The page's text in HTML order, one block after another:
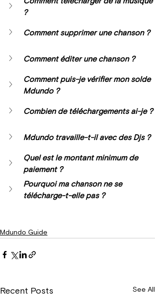
?
Comment supprimer une chanson ?
Comment éditer une chanson ?
Comment puis-je vérifier mon solde
Mdundo ?
Combien de téléchargements ai-je ?
Mdundo travaille-t-il avec des Djs ?
Quel est le montant minimum de
paiement ?
Pourquoi ma chanson ne se
télécharge-t-elle pas ?
Mdundo Guide
Recent Posts See All